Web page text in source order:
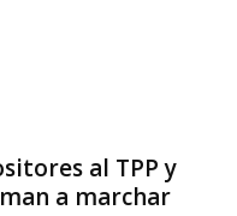
al TPP y
a marchar